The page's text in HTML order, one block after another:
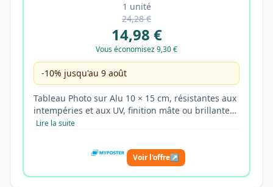
1 unité
24,28 €
14,98 €
Vous économisez 9,30 €
-10% jusqu'au 9 août
Tableau Photo sur Alu 10 × 15 cm, résistantes aux
intempéries et aux UV, finition mâte ou brillante…
Lire la suite
Voir l'offre↗